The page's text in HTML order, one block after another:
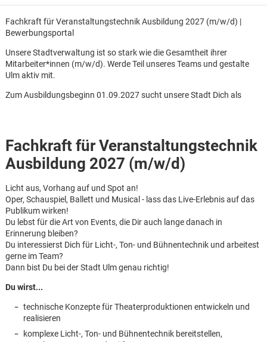
Fachkraft für Veranstaltungstechnik Ausbildung 2027 (m/w/d) |
Bewerbungsportal
Unsere Stadtverwaltung ist so stark wie die Gesamtheit ihrer
Mitarbeiter*innen (m/w/d). Werde Teil unseres Teams und gestalte
Ulm aktiv mit.
Zum Ausbildungsbeginn 01.09.2027 sucht unsere Stadt Dich als
Fachkraft für Veranstaltungstechnik
Ausbildung 2027 (m/w/d)
Licht aus, Vorhang auf und Spot an!
Oper, Schauspiel, Ballett und Musical - lass das Live-Erlebnis auf das
Publikum wirken!
Du lebst für die Art von Events, die Dir auch lange danach in
Erinnerung bleiben?
Du interessierst Dich für Licht-, Ton- und Bühnentechnik und arbeitest
gerne im Team?
Dann bist Du bei der Stadt Ulm genau richtig!
Du wirst...
technische Konzepte für Theaterproduktionen entwickeln und
realisieren
komplexe Licht-, Ton- und Bühnentechnik bereitstellen,
Karte anzeigen